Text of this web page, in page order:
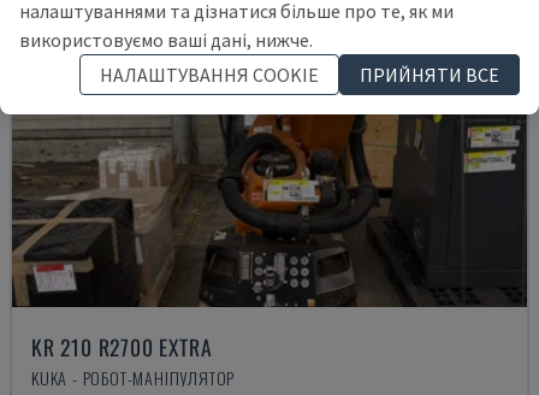
KR 210 R2700 EXTRA
KUKA - РОБОТ-МАНІПУЛЯТОР
налаштуваннями та дізнатися більше про те, як ми
використовуємо ваші дані, нижче.
НАЛАШТУВАННЯ COOKIE
ПРИЙНЯТИ ВСЕ